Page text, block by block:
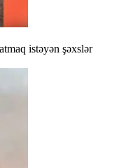
istəyən şəxslər